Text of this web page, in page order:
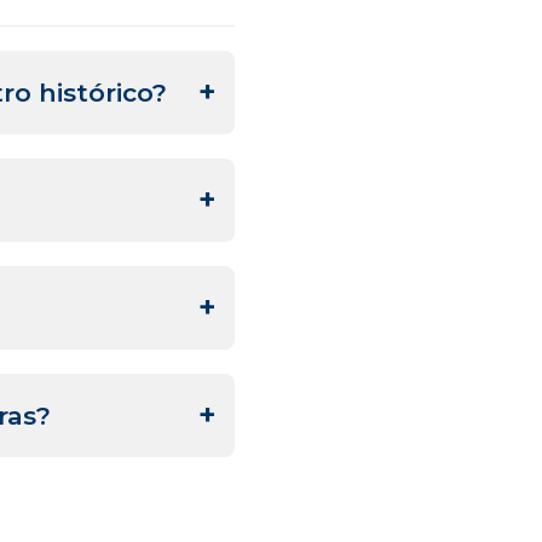
histórico?